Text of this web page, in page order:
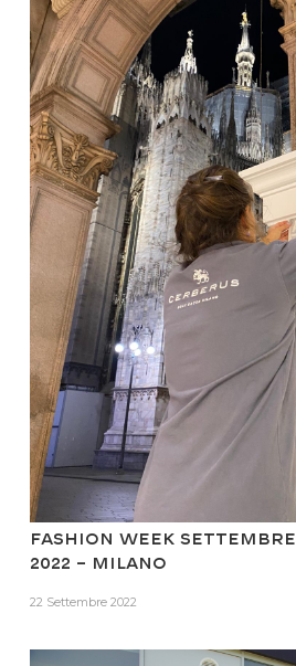
FASHION WEEK SETTEMBRE
2022 – MILANO
22 Settembre 2022